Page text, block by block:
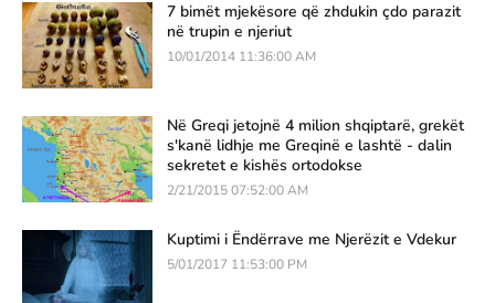
7 bimët mjekësore që zhdukin çdo parazit
në trupin e njeriut
10/01/2014 11:36:00 AM
Në Greqi jetojnë 4 milion shqiptarë, grekët
s'kanë lidhje me Greqinë e lashtë - dalin
sekretet e kishës ortodokse
2/21/2015 07:52:00 AM
Kuptimi i Ëndërrave me Njerëzit e Vdekur
5/01/2017 11:53:00 PM